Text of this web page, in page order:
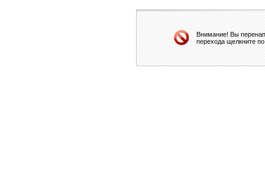
Внимание! Вы
перехода щелкните